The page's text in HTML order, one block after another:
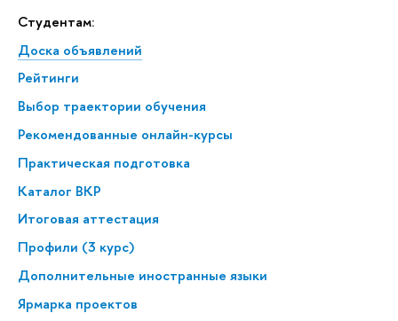
Студентам:
Доска объявлений
Рейтинги
Выбор траектории обучения
Рекомендованные онлайн-курсы
Практическая подготовка
Каталог ВКР
Итоговая аттестация
Профили (3 курс)
Дополнительные иностранные языки
Ярмарка проектов